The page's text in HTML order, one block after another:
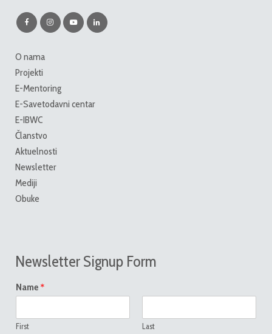
O nama
Projekti
E-Mentoring
E-Savetodavni centar
E-IBWC
Članstvo
Aktuelnosti
Newsletter
Mediji
Obuke
Newsletter Signup Form
Name *
First Last